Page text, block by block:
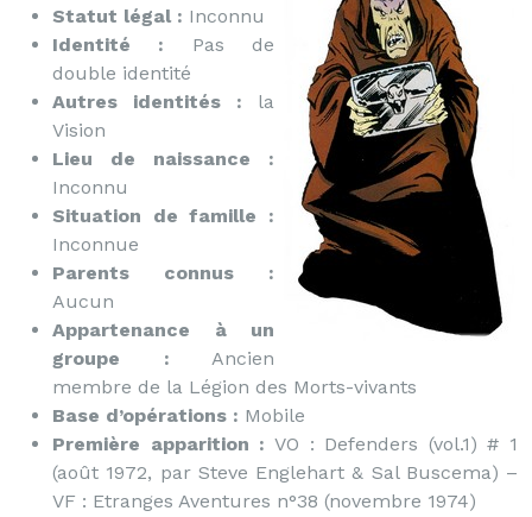
Statut légal : Inconnu
Identité : Pas de
double identité
Autres identités : la
Vision
Lieu de naissance :
Inconnu
Situation de famille :
Inconnue
Parents connus :
Aucun
Appartenance à un
groupe : Ancien
membre de la Légion des Morts-vivants
Base d’opérations : Mobile
Première apparition : VO : Defenders (vol.1) # 1
(août 1972, par Steve Englehart & Sal Buscema) –
VF : Etranges Aventures n°38 (novembre 1974)